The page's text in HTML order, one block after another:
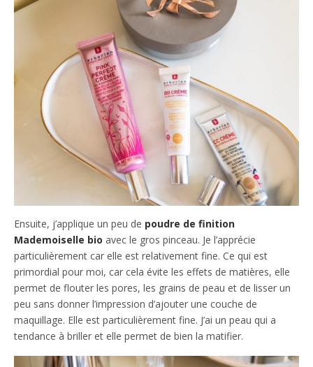
Ensuite, j’applique un peu de poudre de finition
Mademoiselle bio avec le gros pinceau. Je l’apprécie
particulièrement car elle est relativement fine. Ce qui est
primordial pour moi, car cela évite les effets de matières, elle
permet de flouter les pores, les grains de peau et de lisser un
peu sans donner l’impression d’ajouter une couche de
maquillage. Elle est particulièrement fine. J’ai un peau qui a
tendance à briller et elle permet de bien la matifier.